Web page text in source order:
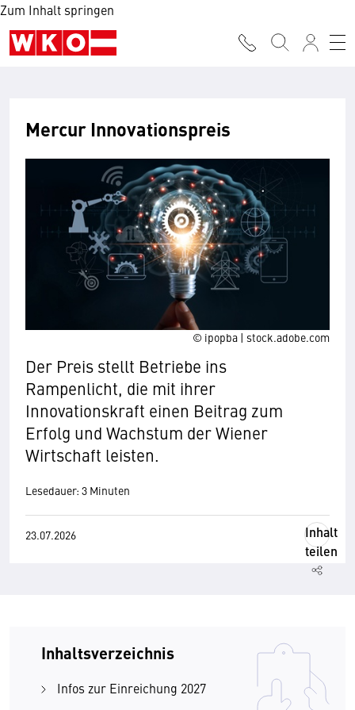
Zum Inhalt springen
© ipopba | stock.adobe.com
Mercur Innovationspreis
Der Preis stellt Betriebe ins
Rampenlicht, die mit ihrer
Innovationskraft einen Beitrag zum
Erfolg und Wachstum der Wiener
Wirtschaft leisten.
Lesedauer: 3 Minuten
23.07.2026
Inhalt
teilen
Inhaltsverzeichnis
Infos zur Einreichung 2027